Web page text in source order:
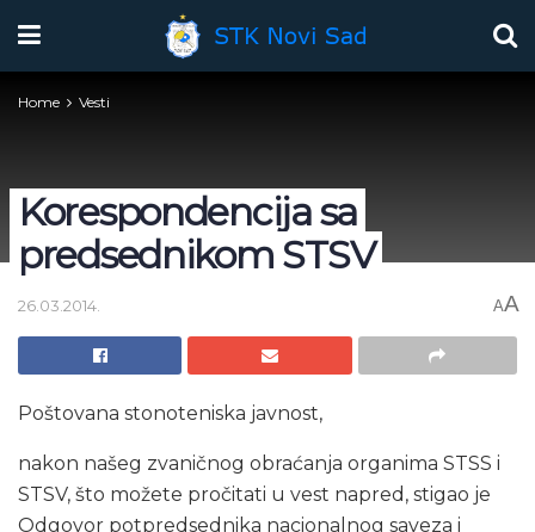
Home Vesti
Korespondencija sa
predsednikom STSV
26.03.2014. AA
Poštovana stonoteniska javnost,
nakon našeg zvaničnog obraćanja organima STSS i
STSV, što možete pročitati u vest napred, stigao je
Odgovor potpredsednika nacionalnog saveza i